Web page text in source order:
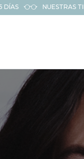
DÍAS NUESTRAS